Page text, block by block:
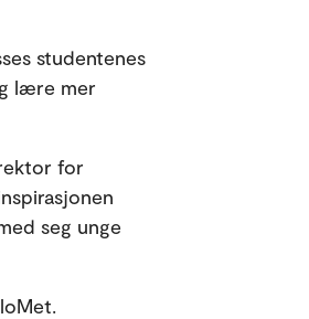
studentenes
lære mer
for
seg unge